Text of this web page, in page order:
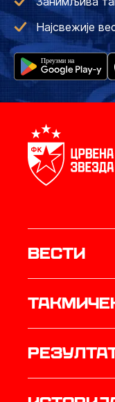
Најсвежије
Вести